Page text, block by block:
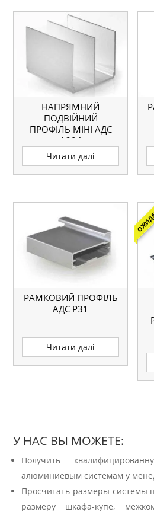
НАПРЯМНИЙ
ПОДВІЙНИЙ
ПРОФІЛЬ МІНІ АДС
А204
Читати далі
РАМКОВИЙ ПРОФІЛЬ
АДС P31
Читати далі
У НАС ВЫ МОЖЕТЕ:
Получить
алюминиевым системам у
Просчитать размеры системы
размеру шкафа-купе,